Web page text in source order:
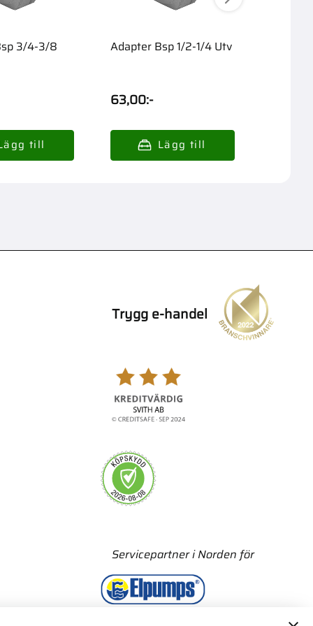
3/4-3/8 Adapter Bsp 1/2-1/4 Utv
63,00:-
Trygg e-handel
Servicepartner i Norden för